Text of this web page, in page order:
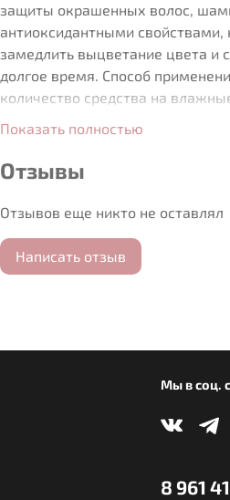
защиты окрашенных волос,
антиоксидантными
замедлить выцветание цвета и
долгое время. Способ
количество средства на
Показать полностью
Отзывы
Отзывов еще никто не оставлял
Написать отзыв
Мы в соц.
8 961